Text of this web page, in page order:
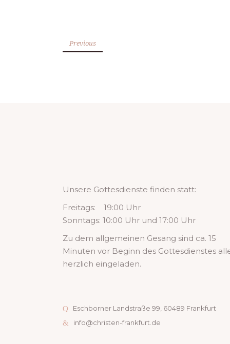
Previous
Unsere Gottesdienste finden statt:
Freitags: 19:00 Uhr
Sonntags: 10:00 Uhr und 17:00 Uhr
Zu dem allgemeinen Gesang sind ca. 15
Minuten vor Beginn des Gottesdienstes
herzlich eingeladen.
Eschborner Landstraße 99, 60489 Frankfurt
info@christen-frankfurt.de